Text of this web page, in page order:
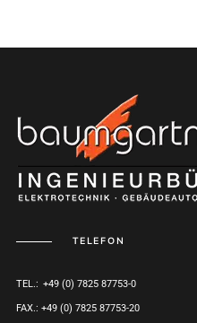
TELEFON
TEL.: +49 (0) 7825 87753-0
FAX.: +49 (0) 7825 87753-20